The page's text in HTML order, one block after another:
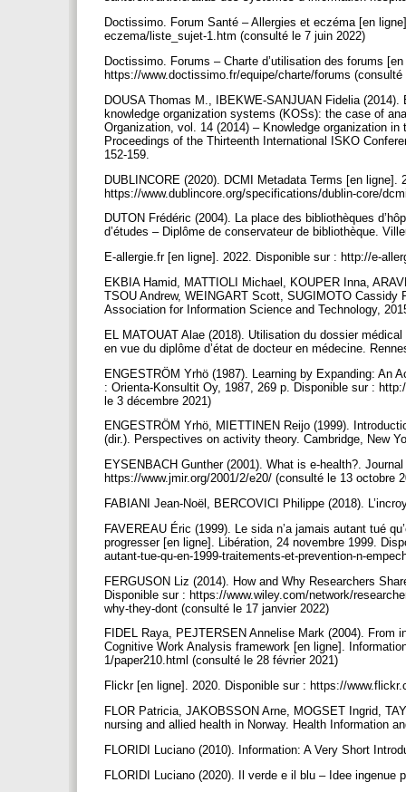
Doctissimo. Forum Santé – Allergies et eczéma [en
eczema/liste_sujet-1.htm (consulté le 7 juin 2022)
Doctissimo. Forums – Charte d’utilisation des forums
https://www.doctissimo.fr/equipe/charte/forums
DOUSA Thomas M., IBEKWE-SANJUAN Fidelia
knowledge organization systems (KOSs): the case of
Organization, vol. 14 (2014) – Knowledge organization
Proceedings of the Thirteenth International ISKO
152-159.
DUBLINCORE (2020). DCMI Metadata Terms [en ligne].
https://www.dublincore.org/specifications/dublin-core/
DUTON Frédéric (2004). La place des bibliothèques
d’études – Diplôme de conservateur de bibliothèque.
E-allergie.fr [en ligne]. 2022. Disponible sur : http://e-
EKBIA Hamid, MATTIOLI Michael, KOUPER Inna,
TSOU Andrew, WEINGART Scott, SUGIMOTO
Association for Information Science and Technology,
EL MATOUAT Alae (2018). Utilisation du dossier
en vue du diplôme d’état de docteur en médecine.
ENGESTRÖM Yrhö (1987). Learning by Expanding: An
: Orienta-Konsultit Oy, 1987, 269 p. Disponible sur :
le 3 décembre 2021)
ENGESTRÖM Yrhö, MIETTINEN Reijo (1999).
(dir.). Perspectives on activity theory. Cambridge, New
EYSENBACH Gunther (2001). What is e-health?.
https://www.jmir.org/2001/2/e20/ (consulté le 13 octobre
FABIANI Jean-Noël, BERCOVICI Philippe (2018).
FAVEREAU Éric (1999). Le sida n’a jamais autant tué
progresser [en ligne]. Libération, 24 novembre 1999.
autant-tue-qu-en-1999-traitements-et-prevention-n-
FERGUSON Liz (2014). How and Why Researchers
Disponible sur : https://www.wiley.com/network/
why-they-dont (consulté le 17 janvier 2022)
FIDEL Raya, PEJTERSEN Annelise Mark (2004).
Cognitive Work Analysis framework [en ligne].
1/paper210.html (consulté le 28 février 2021)
Flickr [en ligne]. 2020. Disponible sur : https://
FLOR Patricia, JAKOBSSON Arne, MOGSET Ingrid,
nursing and allied health in Norway. Health Information
FLORIDI Luciano (2010). Information: A Very Short
FLORIDI Luciano (2020). Il verde e il blu – Idee